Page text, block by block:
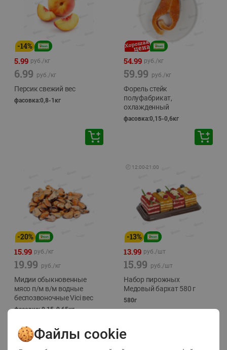
-14%
5.99 руб./кг
6.99 руб./кг
Персик свежий вес
фасовка:0,8-1кг
54.99 руб./кг
59.99 руб./кг
Форель стейк
полуфабрикат,
охлажденный
фасовка:0,15-0,6кг
-20%
15.99 руб./кг
19.99 руб./кг
Мидии обыкновенные
мясо п/м в/м водные
беспозвоночные Vici вес
фасовка: 0,15-0,65кг
🕘 12:00-21:00
-13%
13.99 руб./шт
15.99 руб./шт
Набор пирожных
Медовый бархат 580 г
580г
Файлы cookie